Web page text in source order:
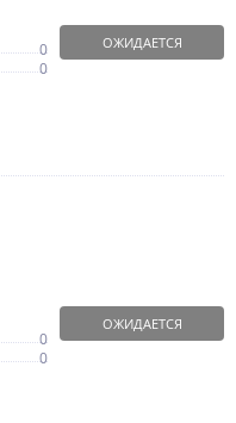
0
0
ОЖИДАЕТСЯ
0
0
ОЖИДАЕТСЯ